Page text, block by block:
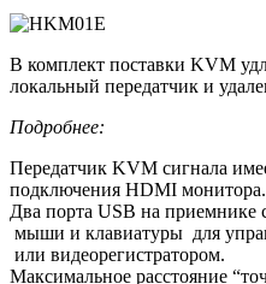
В комплект поставки KVM
локальный передатчик и
Подробнее:
Передатчик KVM сигнала
подключения HDMI монитора.
Два порта USB на приемнике
мыши и клавиатуры для
или видеорегистратором.
Максимальное расстояние